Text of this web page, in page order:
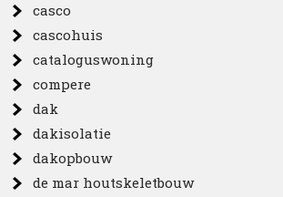
casco
cascohuis
cataloguswoning
compere
dak
dakisolatie
dakopbouw
de mar houtskeletbouw